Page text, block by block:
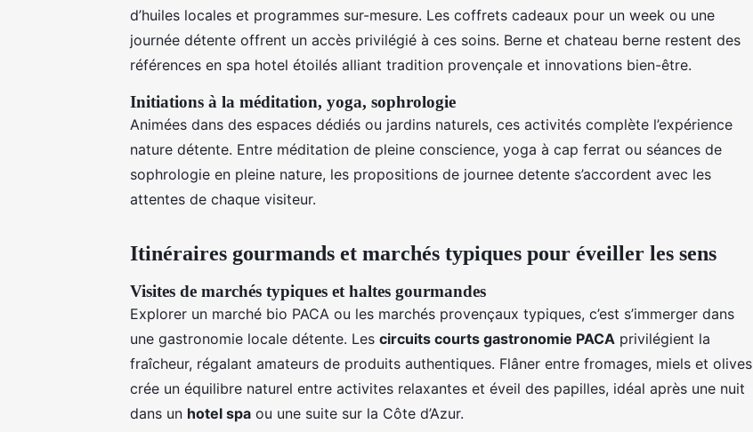
d’huiles locales et programmes sur-mesure. Les coffrets cadeaux pour un week ou une
journée détente offrent un accès privilégié à ces soins. Berne et chateau berne restent des
références en spa hotel étoilés alliant tradition provençale et innovations bien-être.
Initiations à la méditation, yoga, sophrologie
Animées dans des espaces dédiés ou jardins naturels, ces activités complète l’expérience
nature détente. Entre méditation de pleine conscience, yoga à cap ferrat ou séances de
sophrologie en pleine nature, les propositions de journee detente s’accordent avec les
attentes de chaque visiteur.
Itinéraires gourmands et marchés typiques pour éveiller les sens
Visites de marchés typiques et haltes gourmandes
Explorer un marché bio PACA ou les marchés provençaux typiques, c’est s’immerger dans
une gastronomie locale détente. Les circuits courts gastronomie PACA privilégient la
fraîcheur, régalant amateurs de produits authentiques. Flâner entre fromages, miels et olives
crée un équilibre naturel entre activites relaxantes et éveil des papilles, idéal après une nuit
dans un hotel spa ou une suite sur la Côte d’Azur.